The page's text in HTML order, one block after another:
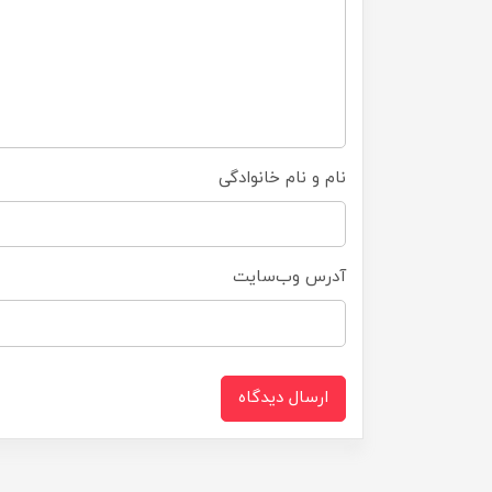
نام و نام خانوادگی
آدرس وب‌سایت
ارسال دیدگاه